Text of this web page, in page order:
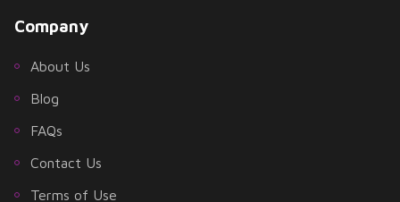
Company
About Us
Blog
FAQs
Contact Us
Terms of Use